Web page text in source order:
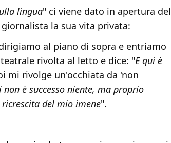
lingua" ci viene dato in apertura del
la sua vita privata:
al piano di sopra e entriamo
rivolta al letto e dice: "E qui è
mi rivolge un'occhiata da 'non
è successo niente, ma proprio
del mio imene".